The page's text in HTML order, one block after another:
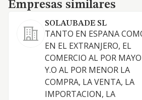
Empresas similares
SOLAUBADE SL
TANTO EN ESPANA
EN EL EXTRANJERO, EL
COMERCIO AL POR
Y.O AL POR MENOR LA
COMPRA, LA VENTA, LA
IMPORTACION, LA